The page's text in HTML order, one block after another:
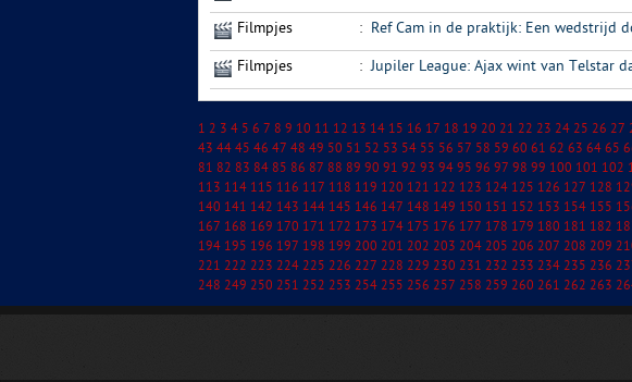
Filmpjes : Ref Cam in de praktijk: Een wedstrijd
Filmpjes : Jupiler League: Ajax wint van Telstar
1 2 3 4 5 6 7 8 9 10 11 12 13 14 15 16 17 18 19 20 21 22 23 24 25 26 27
43 44 45 46 47 48 49 50 51 52 53 54 55 56 57 58 59 60 61 62 63 64 65
81 82 83 84 85 86 87 88 89 90 91 92 93 94 95 96 97 98 99 100 101 102
113 114 115 116 117 118 119 120 121 122 123 124 125 126 127 128
140 141 142 143 144 145 146 147 148 149 150 151 152 153 154 155
167 168 169 170 171 172 173 174 175 176 177 178 179 180 181 182
194 195 196 197 198 199 200 201 202 203 204 205 206 207 208 209
221 222 223 224 225 226 227 228 229 230 231 232 233 234 235 236
248 249 250 251 252 253 254 255 256 257 258 259 260 261 262 263